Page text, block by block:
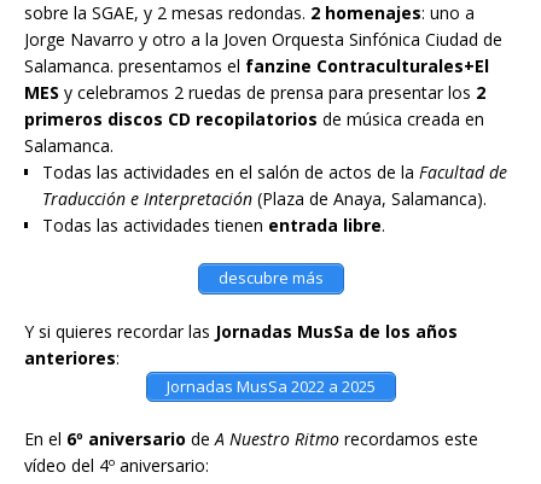
sobre la SGAE, y 2 mesas redondas. 2 homenajes: uno a
Jorge Navarro y otro a la Joven Orquesta Sinfónica Ciudad de
Salamanca. presentamos el fanzine Contraculturales+El
MES y celebramos 2 ruedas de prensa para presentar los 2
primeros discos CD recopilatorios de música creada en
Salamanca.
Todas las actividades en el salón de actos de la Facultad de
Traducción e Interpretación (Plaza de Anaya, Salamanca).
Todas las actividades tienen entrada libre.
descubre más
Y si quieres recordar las Jornadas MusSa de los años
anteriores:
Jornadas MusSa 2022 a 2025
En el 6º aniversario deA Nuestro Ritmo recordamos este
vídeo del 4º aniversario: